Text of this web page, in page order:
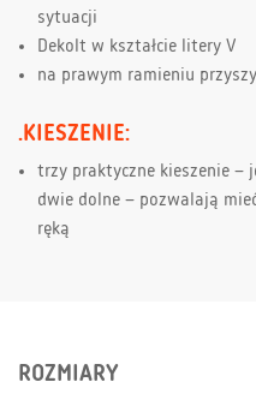
sytuacji
Dekolt w kształcie litery V
na prawym ramieniu
.KIESZENIE:
trzy praktyczne kieszenie –
dwie dolne – pozwalają
ręką
ROZMIARY